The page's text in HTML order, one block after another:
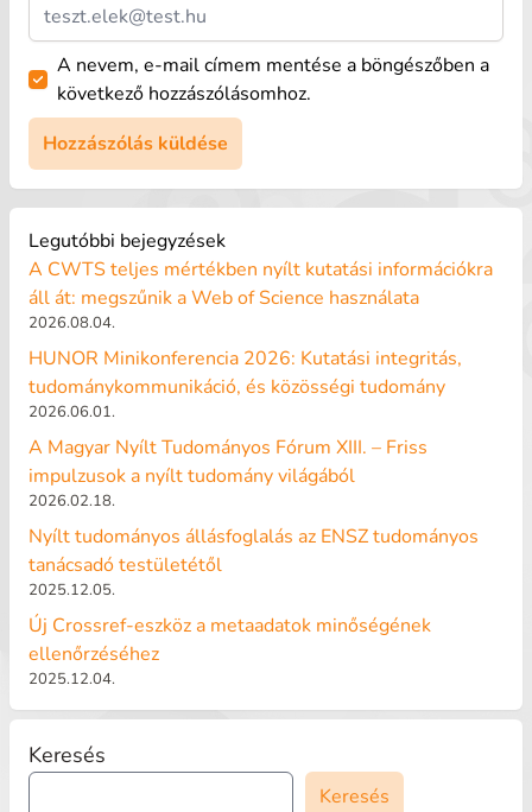
A nevem, e-mail címem mentése a böngészőben a
következő hozzászólásomhoz.
Legutóbbi bejegyzések
A CWTS teljes mértékben nyílt kutatási információkra
áll át: megszűnik a Web of Science használata
2026.08.04.
HUNOR Minikonferencia 2026: Kutatási integritás,
tudománykommunikáció, és közösségi tudomány
2026.06.01.
A Magyar Nyílt Tudományos Fórum XIII. – Friss
impulzusok a nyílt tudomány világából
2026.02.18.
Nyílt tudományos állásfoglalás az ENSZ tudományos
tanácsadó testületétől
2025.12.05.
Új Crossref-eszköz a metaadatok minőségének
ellenőrzéséhez
2025.12.04.
Keresés
Keresés